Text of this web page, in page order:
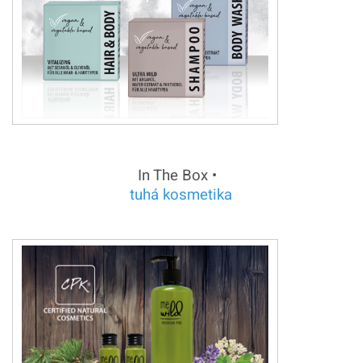
In The Box •
tuhá kosmetika